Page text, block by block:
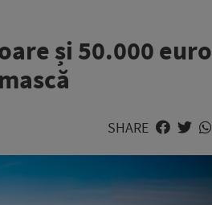
și 50.000 euro
SHARE